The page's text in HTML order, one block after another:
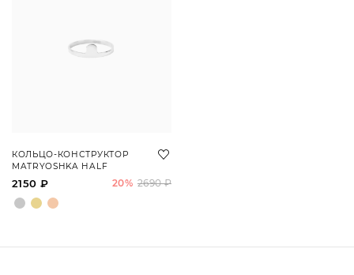
КОЛЬЦО-КОНСТРУКТОР
MATRYOSHKA HALF
2150 ₽ 2690 ₽
20%